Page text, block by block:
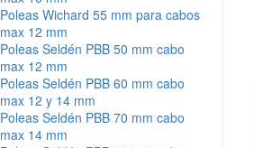
Poleas Wichard 55 mm para cabos
max 12 mm
Poleas Seldén PBB 50 mm cabo
max 12 mm
Poleas Seldén PBB 60 mm cabo
max 12 y 14 mm
Poleas Seldén PBB 70 mm cabo
max 14 mm